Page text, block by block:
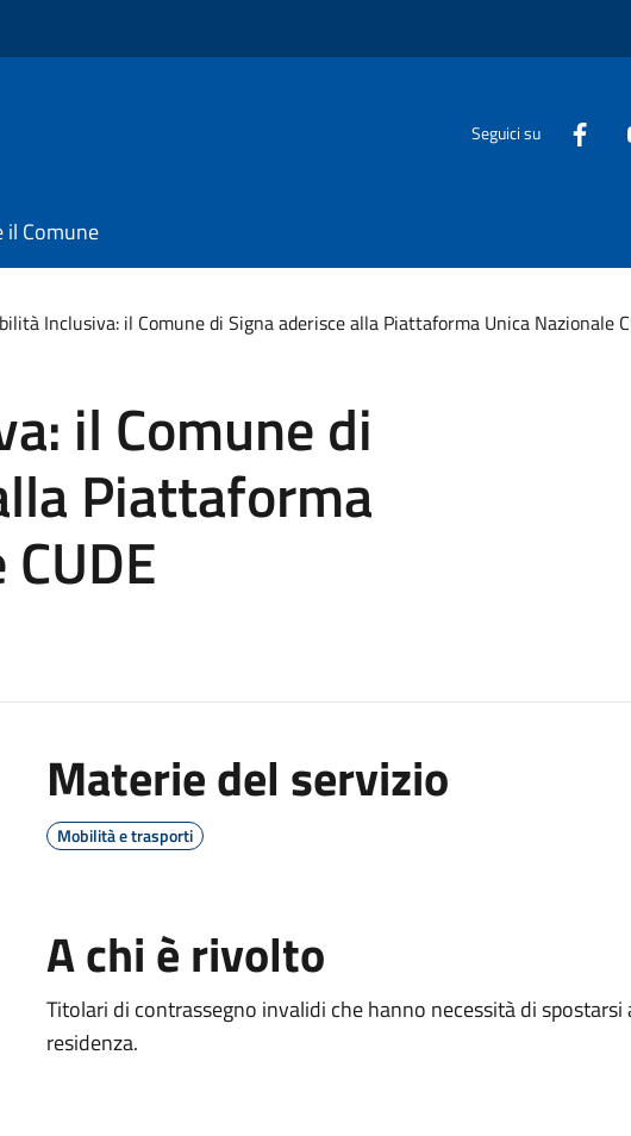
Seguici su
il Comune
Inclusiva: il Comune di Signa aderisce alla Piattaforma Unica Nazionale
il Comune di
Piattaforma
Materie del servizio
Mobilità e trasporti
A chi è rivolto
Titolari di contrassegno invalidi che hanno necessità di
residenza.